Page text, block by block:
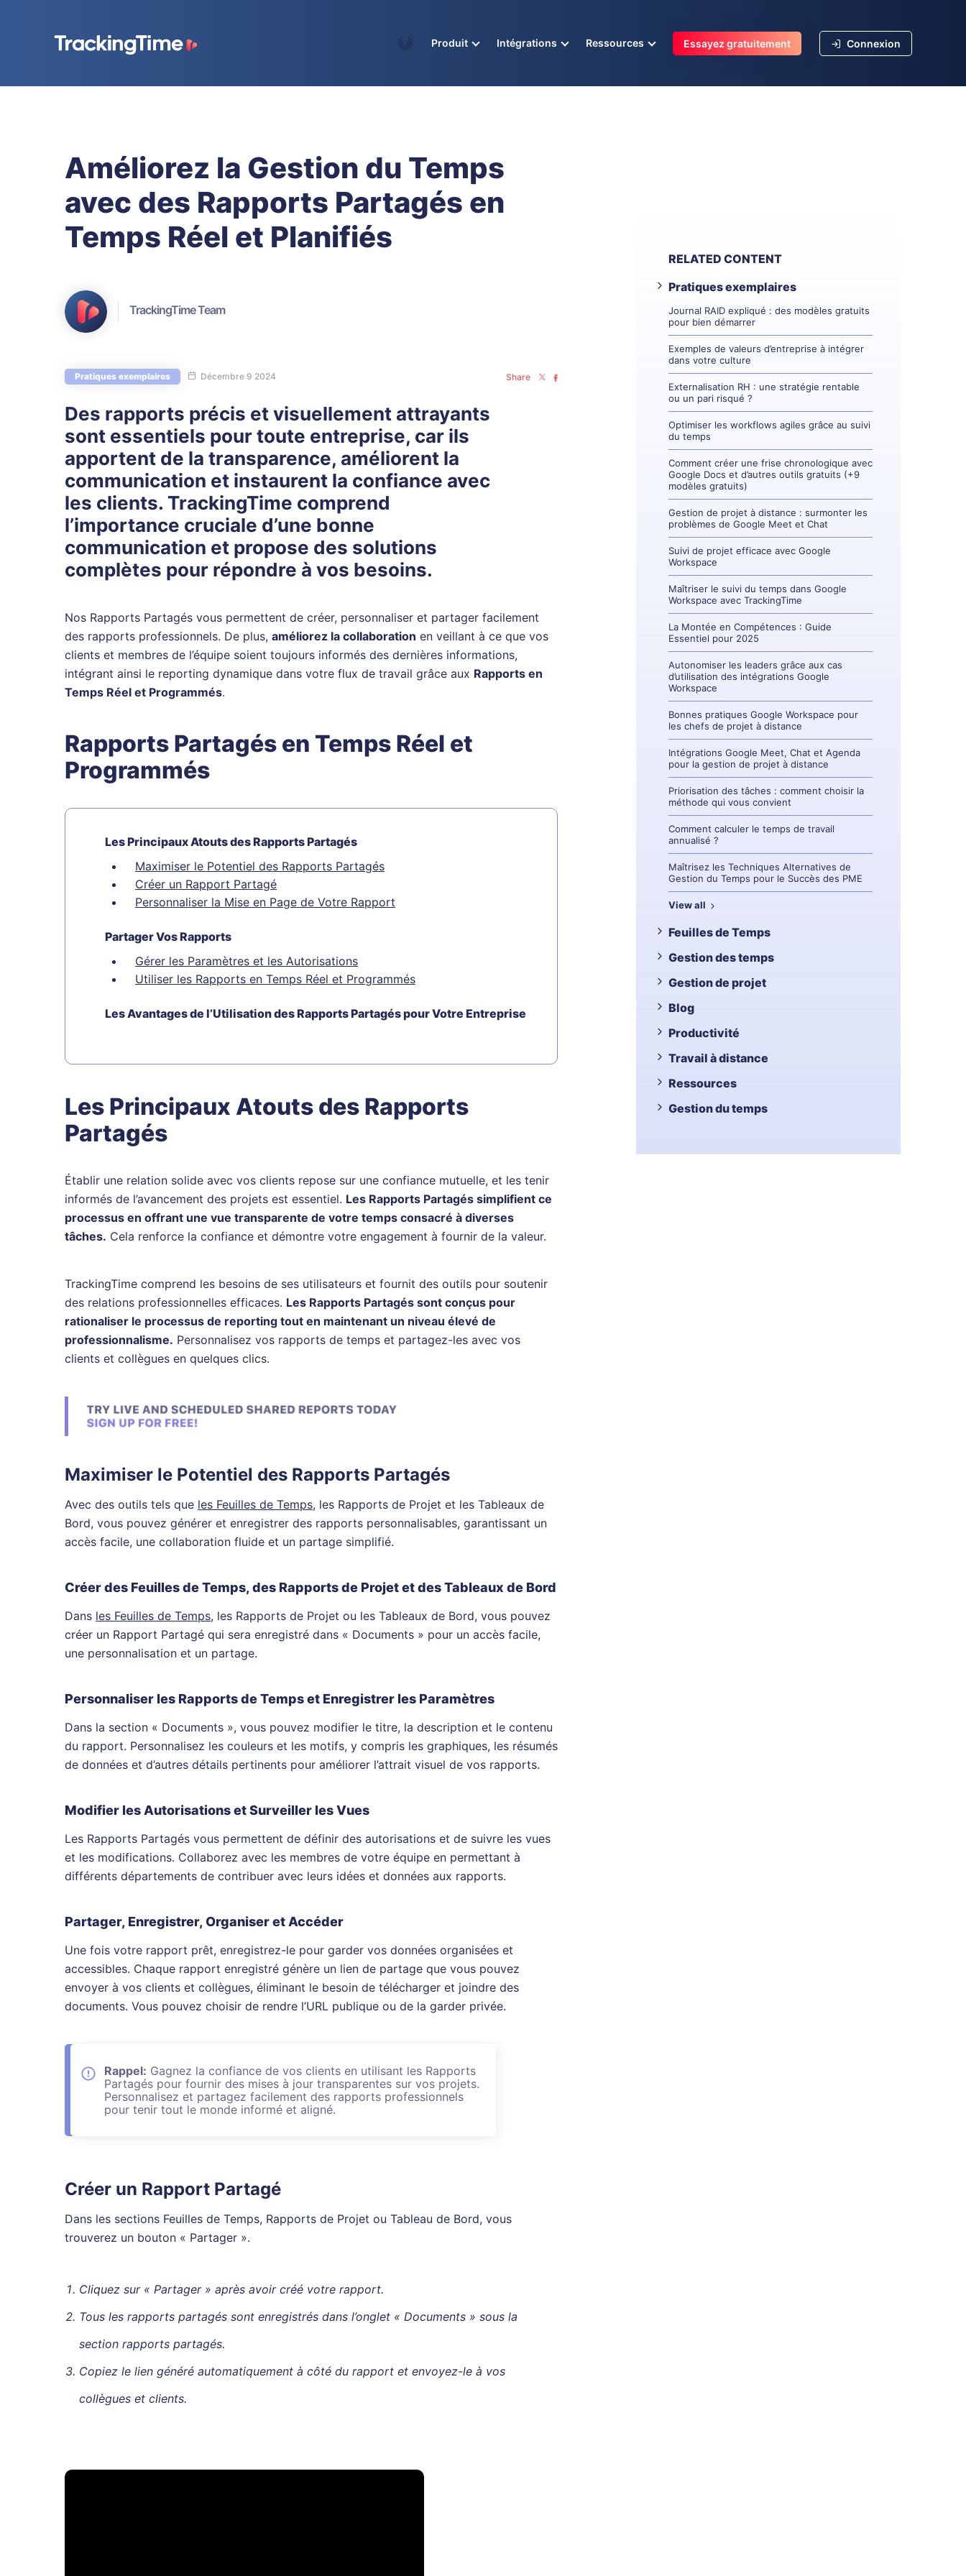
AcademyProduit Intégrations Ressources Essayez gratuitement Connexion
Améliorez la Gestion du Temps
avec des Rapports Partagés en
Temps Réel et Planifiés
TrackingTime Team
Pratiques exemplaires Décembre 9 2024 Share
Des rapports précis et visuellement attrayants
sont essentiels pour toute entreprise, car ils
apportent de la transparence, améliorent la
communication et instaurent la confiance avec
les clients. TrackingTime comprend
l’importance cruciale d’une bonne
communication et propose des solutions
complètes pour répondre à vos besoins.
Nos Rapports Partagés vous permettent de créer, personnaliser et partager facilement
des rapports professionnels. De plus, améliorez la collaboration en veillant à ce que vos
clients et membres de l’équipe soient toujours informés des dernières informations,
intégrant ainsi le reporting dynamique dans votre flux de travail grâce aux Rapports en
Temps Réel et Programmés.
Rapports Partagés en Temps Réel et
Programmés
Les Principaux Atouts des Rapports Partagés
Maximiser le Potentiel des Rapports Partagés
Créer un Rapport Partagé
Personnaliser la Mise en Page de Votre Rapport
Partager Vos Rapports
Gérer les Paramètres et les Autorisations
Utiliser les Rapports en Temps Réel et Programmés
Les Avantages de l’Utilisation des Rapports Partagés pour Votre Entreprise
Les Principaux Atouts des Rapports
Partagés
Établir une relation solide avec vos clients repose sur une confiance mutuelle, et les tenir
informés de l’avancement des projets est essentiel. Les Rapports Partagés simplifient ce
processus en offrant une vue transparente de votre temps consacré à diverses
tâches. Cela renforce la confiance et démontre votre engagement à fournir de la valeur.
TrackingTime comprend les besoins de ses utilisateurs et fournit des outils pour soutenir
des relations professionnelles efficaces. Les Rapports Partagés sont conçus pour
rationaliser le processus de reporting tout en maintenant un niveau élevé de
professionnalisme. Personnalisez vos rapports de temps et partagez-les avec vos
clients et collègues en quelques clics.
Maximiser le Potentiel des Rapports Partagés
Avec des outils tels que les Feuilles de Temps, les Rapports de Projet et les Tableaux de
Bord, vous pouvez générer et enregistrer des rapports personnalisables, garantissant un
accès facile, une collaboration fluide et un partage simplifié.
Créer des Feuilles de Temps, des Rapports de Projet et des Tableaux de Bord
Dans les Feuilles de Temps, les Rapports de Projet ou les Tableaux de Bord, vous pouvez
créer un Rapport Partagé qui sera enregistré dans « Documents » pour un accès facile,
une personnalisation et un partage.
Personnaliser les Rapports de Temps et Enregistrer les Paramètres
Dans la section « Documents », vous pouvez modifier le titre, la description et le contenu
du rapport. Personnalisez les couleurs et les motifs, y compris les graphiques, les résumés
de données et d’autres détails pertinents pour améliorer l’attrait visuel de vos rapports.
Modifier les Autorisations et Surveiller les Vues
Les Rapports Partagés vous permettent de définir des autorisations et de suivre les vues
et les modifications. Collaborez avec les membres de votre équipe en permettant à
différents départements de contribuer avec leurs idées et données aux rapports.
Partager, Enregistrer, Organiser et Accéder
Une fois votre rapport prêt, enregistrez-le pour garder vos données organisées et
accessibles. Chaque rapport enregistré génère un lien de partage que vous pouvez
envoyer à vos clients et collègues, éliminant le besoin de télécharger et joindre des
documents. Vous pouvez choisir de rendre l’URL publique ou de la garder privée.
Rappel: Gagnez la confiance de vos clients en utilisant les Rapports
Partagés pour fournir des mises à jour transparentes sur vos projets.
Personnalisez et partagez facilement des rapports professionnels
pour tenir tout le monde informé et aligné.
Créer un Rapport Partagé
Dans les sections Feuilles de Temps, Rapports de Projet ou Tableau de Bord, vous
trouverez un bouton « Partager ».
Cliquez sur « Partager » après avoir créé votre rapport.
Tous les rapports partagés sont enregistrés dans l’onglet « Documents » sous la
section rapports partagés.
Copiez le lien généré automatiquement à côté du rapport et envoyez-le à vos
collègues et clients.
RELATED CONTENT
Pratiques exemplaires
Journal RAID expliqué : des modèles gratuits
pour bien démarrer
Exemples de valeurs d’entreprise à intégrer
dans votre culture
Externalisation RH : une stratégie rentable
ou un pari risqué ?
Optimiser les workflows agiles grâce au suivi
du temps
Comment créer une frise chronologique avec
Google Docs et d’autres outils gratuits (+9
modèles gratuits)
Gestion de projet à distance : surmonter les
problèmes de Google Meet et Chat
Suivi de projet efficace avec Google
Workspace
Maîtriser le suivi du temps dans Google
Workspace avec TrackingTime
La Montée en Compétences : Guide
Essentiel pour 2025
Autonomiser les leaders grâce aux cas
d’utilisation des intégrations Google
Workspace
Bonnes pratiques Google Workspace pour
les chefs de projet à distance
Intégrations Google Meet, Chat et Agenda
pour la gestion de projet à distance
Priorisation des tâches : comment choisir la
méthode qui vous convient
Comment calculer le temps de travail
annualisé ?
Maîtrisez les Techniques Alternatives de
Gestion du Temps pour le Succès des PME
View all
Feuilles de Temps
Gestion des temps
Gestion de projet
Blog
Productivité
Travail à distance
Ressources
Gestion du temps